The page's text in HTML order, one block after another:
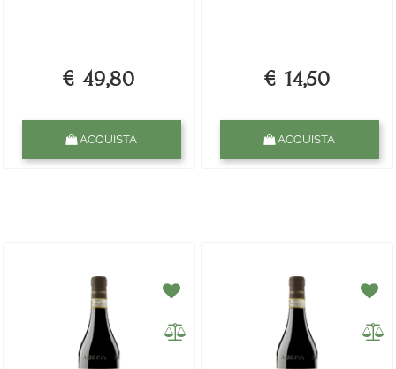
€ 49,80
ACQUISTA
€ 14,50
ACQUISTA